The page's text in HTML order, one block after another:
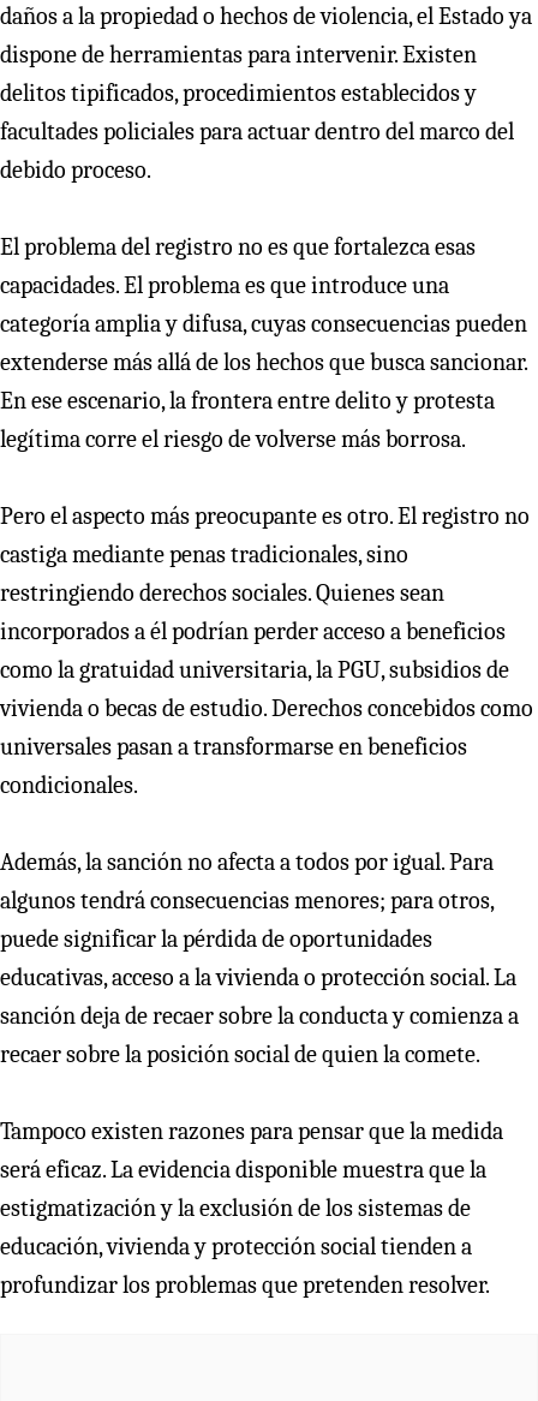
daños a la propiedad o hechos de violencia, el Estado ya
dispone de herramientas para intervenir. Existen
delitos tipificados, procedimientos establecidos y
facultades policiales para actuar dentro del marco del
debido proceso.
El problema del registro no es que fortalezca esas
capacidades. El problema es que introduce una
categoría amplia y difusa, cuyas consecuencias pueden
extenderse más allá de los hechos que busca sancionar.
En ese escenario, la frontera entre delito y protesta
legítima corre el riesgo de volverse más borrosa.
Pero el aspecto más preocupante es otro. El registro no
castiga mediante penas tradicionales, sino
restringiendo derechos sociales. Quienes sean
incorporados a él podrían perder acceso a beneficios
como la gratuidad universitaria, la PGU, subsidios de
vivienda o becas de estudio. Derechos concebidos como
universales pasan a transformarse en beneficios
condicionales.
Además, la sanción no afecta a todos por igual. Para
algunos tendrá consecuencias menores; para otros,
puede significar la pérdida de oportunidades
educativas, acceso a la vivienda o protección social. La
sanción deja de recaer sobre la conducta y comienza a
recaer sobre la posición social de quien la comete.
Tampoco existen razones para pensar que la medida
será eficaz. La evidencia disponible muestra que la
estigmatización y la exclusión de los sistemas de
educación, vivienda y protección social tienden a
profundizar los problemas que pretenden resolver.